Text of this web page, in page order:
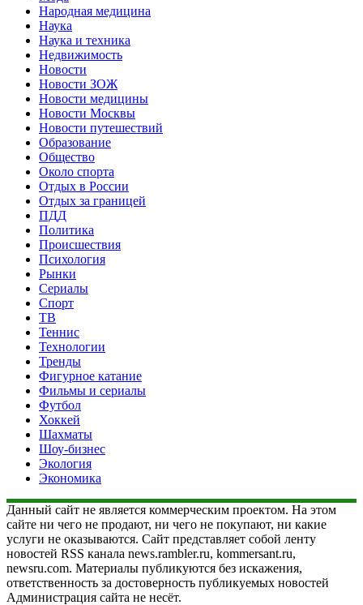
Народная медицина
Наука
Наука и техника
Недвижимость
Новости
Новости ЗОЖ
Новости медицины
Новости Москвы
Новости путешествий
Образование
Общество
Около спорта
Отдых в России
Отдых за границей
ПДД
Политика
Происшествия
Психология
Рынки
Сериалы
Спорт
ТВ
Теннис
Технологии
Тренды
Фигурное катание
Фильмы и сериалы
Футбол
Хоккей
Шахматы
Шоу-бизнес
Экология
Экономика
Данный сайт не является коммерческим проектом. На этом
сайте ни чего не продают, ни чего не покупают, ни какие
услуги не оказываются. Сайт представляет собой ленту
новостей RSS канала news.rambler.ru, kommersant.ru,
newsru.com. Материалы публикуются без искажения,
ответственность за достоверность публикуемых новостей
Администрация сайта не несёт.